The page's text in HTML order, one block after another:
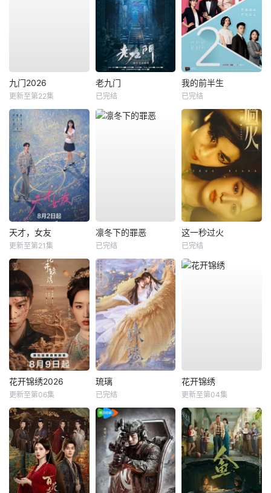
九门2026
更新至第22集
老九门
已完结
我的前半生
已完结
天才，女友
更新至第21集
凛冬下的罪恶
已完结
这一秒过火
已完结
花开锦绣2026
更新至第06集
琉璃
已完结
花开锦绣
更新至第04集